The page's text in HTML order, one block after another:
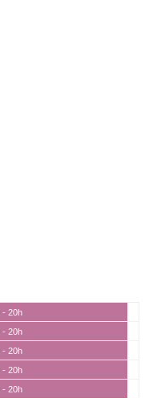
- 20h
- 20h
- 20h
- 20h
- 20h